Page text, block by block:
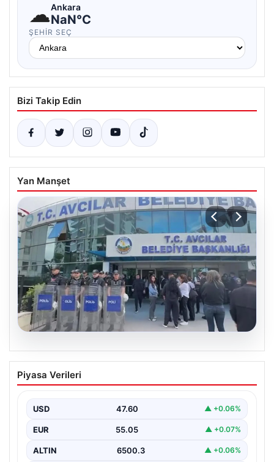
☁Ankara
NaN°C
ŞEHIR SEÇ
Bizi Takip Edin
Yan Manşet
Avcılar Belediyesi’ne operasyon. 12
şüpheli gözaltına alındı
Piyasa Verileri
USD 47.60 ▲ +0.06%
EUR 55.05 ▲ +0.07%
ALTIN 6500.3 ▲ +0.06%